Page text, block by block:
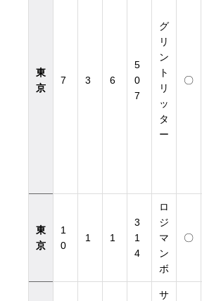
東
京
7 3 6
5
0
7
グ
リ
ン
ト
リ
ッ
タ
ー
〇
東
京
1
0
1 1
3
1
4
ロ
ジ
マ
ン
ボ
〇
サ